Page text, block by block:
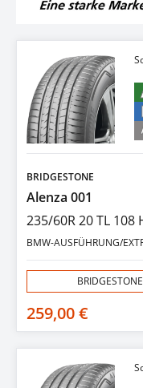
BRIDGESTONE
Alenza 001
235/60R 20 TL 108
BMW-AUSFÜHRUNG/
BRIDGESTONE
259,00 €